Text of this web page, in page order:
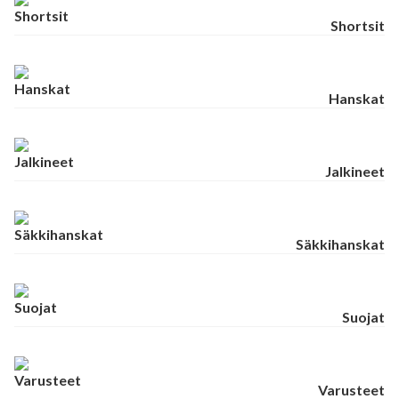
Shortsit
Hanskat
Jalkineet
Säkkihanskat
Suojat
Varusteet